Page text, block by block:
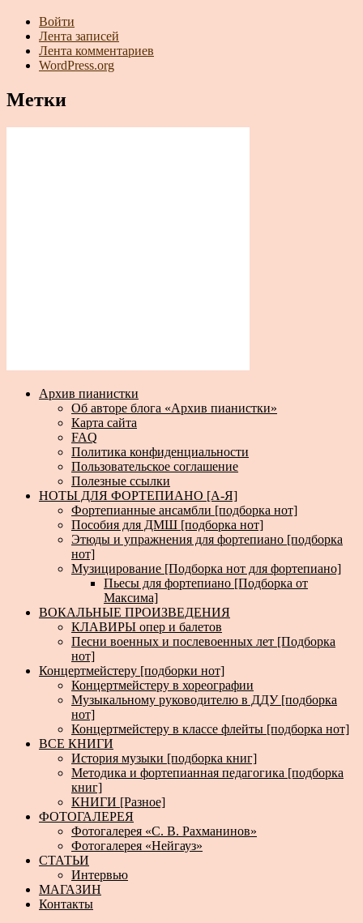
Войти
Лента записей
Лента комментариев
WordPress.org
Метки
Архив пианистки
Об авторе блога «Архив пианистки»
Карта сайта
FAQ
Политика конфиденциальности
Пользовательское соглашение
Полезные ссылки
НОТЫ ДЛЯ ФОРТЕПИАНО [А-Я]
Фортепианные ансамбли [подборка нот]
Пособия для ДМШ [подборка нот]
Этюды и упражнения для фортепиано [подборка
нот]
Музицирование [Подборка нот для фортепиано]
Пьесы для фортепиано [Подборка от
Максима]
ВОКАЛЬНЫЕ ПРОИЗВЕДЕНИЯ
КЛАВИРЫ опер и балетов
Песни военных и послевоенных лет [Подборка
нот]
Концертмейстеру [подборки нот]
Концертмейстеру в хореографии
Музыкальному руководителю в ДДУ [подборка
нот]
Концертмейстеру в классе флейты [подборка нот]
ВСЕ КНИГИ
История музыки [подборка книг]
Методика и фортепианная педагогика [подборка
книг]
КНИГИ [Разное]
ФОТОГАЛЕРЕЯ
Фотогалерея «С. В. Рахманинов»
Фотогалерея «Нейгауз»
СТАТЬИ
Интервью
МАГАЗИН
Контакты